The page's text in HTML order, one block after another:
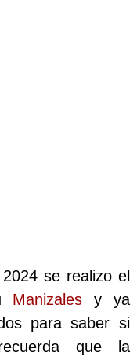
se realizo el
Manizales y ya
para saber si
que la